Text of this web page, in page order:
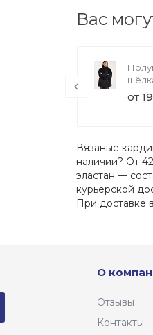
Вас
от
Вязаные
наличии? От
эластан —
курьерской
При доставке
О
Отзывы
Контакты